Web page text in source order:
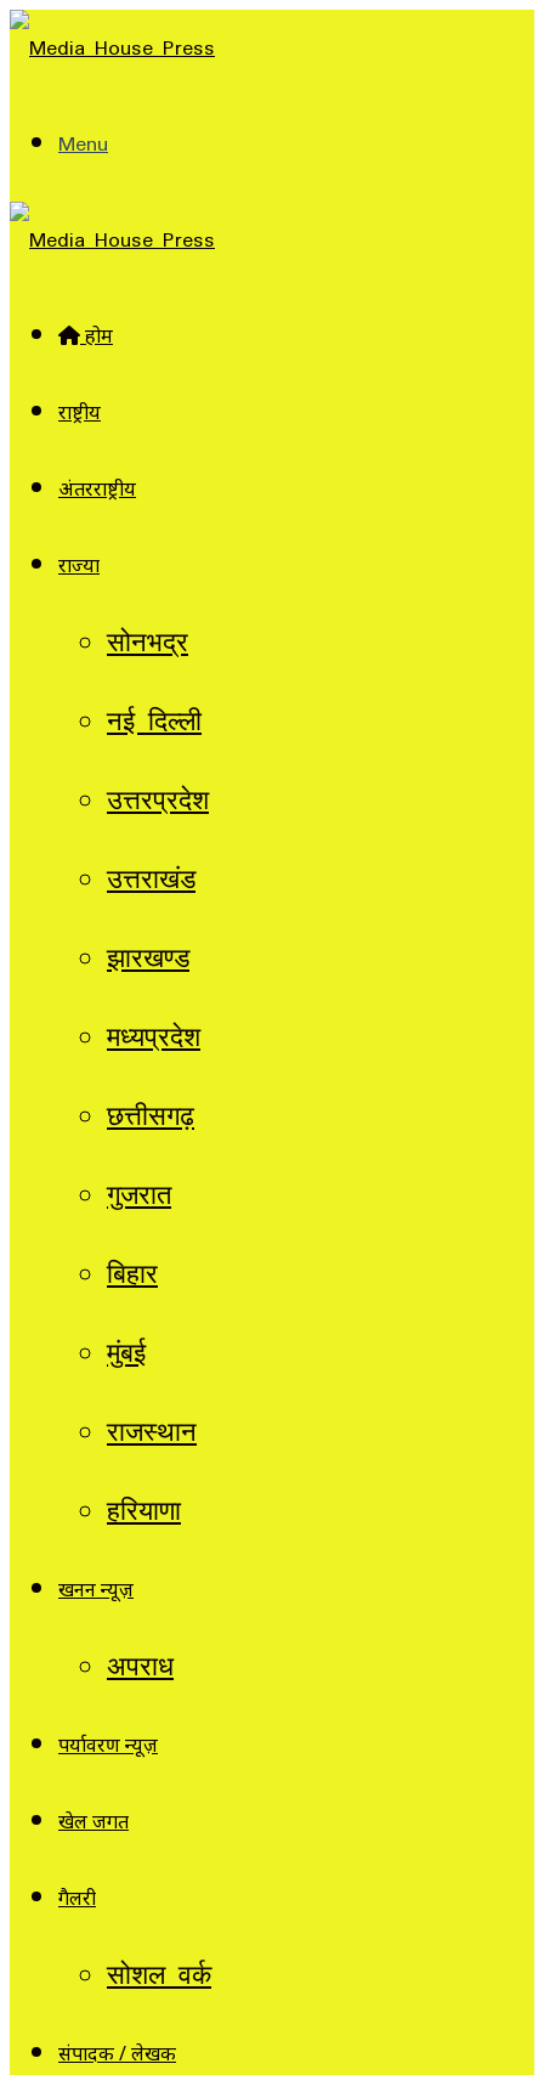
Menu
होम
राष्ट्रीय
अंतरराष्ट्रीय
राज्यों
सोनभद्र
नई दिल्ली
उत्तरप्रदेश
उत्तराखंड
झारखण्ड
मध्यप्रदेश
छत्तीसगढ़
गुजरात
बिहार
मुंबई
राजस्थान
हरियाणा
खनन न्यूज़
अपराध
पर्यावरण न्यूज़
खेल जगत
गैलरी
सोशल वर्क
संपादक / लेखक